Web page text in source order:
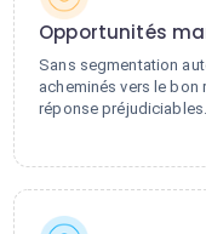
Opportunités
Sans segmentation
acheminés vers le
réponse préjudiciables.